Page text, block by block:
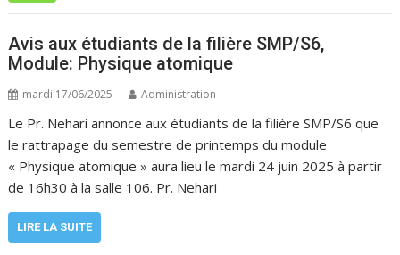
Avis aux étudiants de la filière SMP/S6,
Module: Physique atomique
mardi 17/06/2025 Administration
Le Pr. Nehari annonce aux étudiants de la filière SMP/S6 que
le rattrapage du semestre de printemps du module
« Physique atomique » aura lieu le mardi 24 juin 2025 à partir
de 16h30 à la salle 106. Pr. Nehari
LIRE LA SUITE